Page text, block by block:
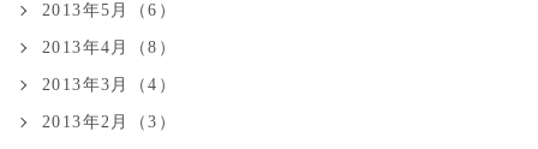
2013年5月（6）
2013年4月（8）
2013年3月（4）
2013年2月（3）